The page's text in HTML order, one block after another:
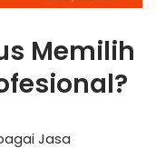
Memilih
Jasa